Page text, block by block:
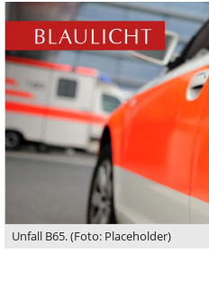
Unfall B65. (Foto: Placeholder)